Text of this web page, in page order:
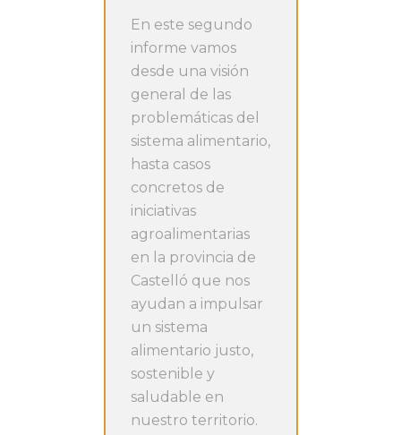
En este segundo
informe vamos
desde una visión
general de las
problemáticas del
sistema alimentario,
hasta casos
concretos de
iniciativas
agroalimentarias
en la provincia de
Castelló que nos
ayudan a impulsar
un sistema
alimentario justo,
sostenible y
saludable en
nuestro territorio.